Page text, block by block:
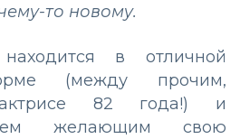
то новому.
в отличной
(между прочим,
актрисе 82 года!) и
желающим свою